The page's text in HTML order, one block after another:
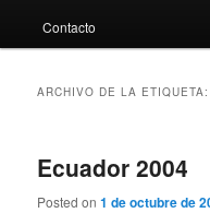
Contacto
ARCHIVO DE LA ETIQUETA:
Ecuador 2004
Posted on1 de octubre de